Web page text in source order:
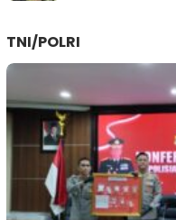
TNI/POLRI